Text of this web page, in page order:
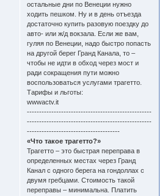
остальные дни по Венеции нужно
ходить пешком. Ну и в день отъезда
достаточно купить разовую поездку до
авто- или ж/д вокзала. Если же вам,
гуляя по Венеции, надо быстро попасть
на другой берег Гранд Канала, то –
чтобы не идти в обход через мост и
ради сокращения пути можно
воспользоваться услугами трагетто.
Тарифы и льготы:
wwwactv.it
---------------------------------------------------
---------------------------------------------------
--------------------------------------
«Что такое трагетто?»
Трагетто – это быстрая переправа в
определенных местах через Гранд
Канал с одного берега на гондоллах с
двумя гребцами. Стоимость такой
переправы – минимальна. Платить